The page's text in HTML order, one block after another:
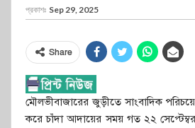
প্রকাশঃ Sep 29, 2025
Share
মৌলভীবাজারের জুড়ীতে সাংবাদিক পরিচয়ে
করে চাঁদা আদায়ের সময় গত ২২